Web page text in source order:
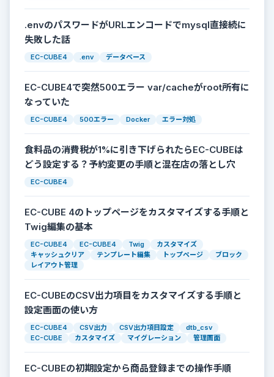
.envのパスワードがURLエンコードでmysql直接続に
失敗した話
EC-CUBE4 .env データベース
EC-CUBE4で突然500エラー var/cacheがroot所有に
なっていた
EC-CUBE4 500エラー Docker エラー対処
食料品の消費税が1%に引き下げられたらEC-CUBEは
どう設定する？予約変更の手順と混在店の落とし穴
EC-CUBE4
EC-CUBE 4のトップページをカスタマイズする手順と
Twig編集の基本
EC-CUBE4 EC-CUBE4 Twig
カスタマイズ
キャッシュクリア
テンプレート編集 トップページ
ブロック
レイアウト管理
EC-CUBEのCSV出力項目をカスタマイズする手順と
設定画面の使い方
EC-CUBE4 CSV出力 CSV出力項目設定
dtb_csv
EC-CUBE
カスタマイズ マイグレーション 管理画面
EC-CUBEの初期設定から商品登録までの操作手順